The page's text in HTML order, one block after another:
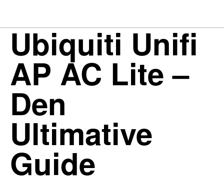
Ubiquiti Unifi
AP AC Lite –
Den
Ultimative
Guide